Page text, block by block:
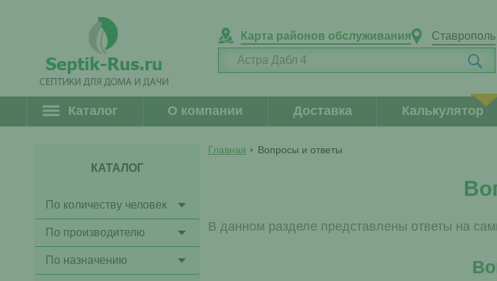
Карта районов обслуживания Ставрополь
Каталог О компании Доставка Калькулятор
КАТАЛОГ
По количеству человек
По производителю
По назначению
Главная Вопросы и ответы
В данном разделе представлены ответы на